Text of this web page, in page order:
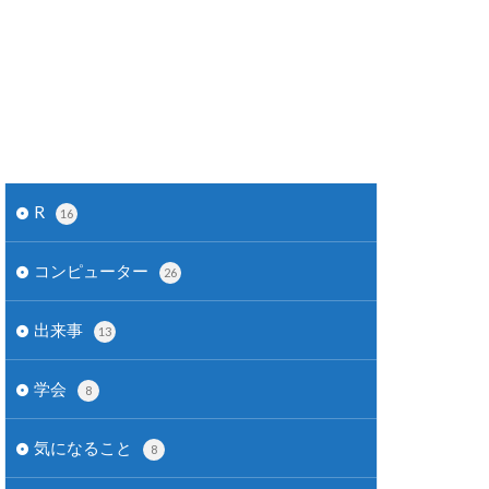
R 16
コンピューター 26
出来事 13
学会 8
気になること 8